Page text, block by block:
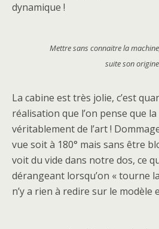
dynamique !
Mettre sans connaitre la
suite son
La cabine est très jolie, c’est
réalisation que l’on pense que
véritablement de l’art !
vue soit à 180° mais sans être
voit du vide dans notre dos, ce
dérangeant lorsqu’on « tourne
n’y a rien à redire sur le modèle